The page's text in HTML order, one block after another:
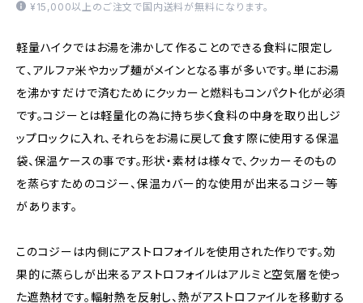
¥15,000以上のご注文で国内送料が無料になります。
軽量ハイクではお湯を沸かして作ることのできる食料に限定し
て、アルファ米やカップ麺がメインとなる事が多いです。単にお湯
を沸かすだけで済むためにクッカーと燃料もコンパクト化が必須
です。コジーとは軽量化の為に持ち歩く食料の中身を取り出しジ
ップロックに入れ、それらをお湯に戻して食す際に使用する保温
袋、保温ケースの事です。形状・素材は様々で、クッカーそのもの
を蒸らすためのコジー、保温カバー的な使用が出来るコジー等
があります。
このコジーは内側にアストロフォイルを使用された作りです。効
果的に蒸らしが出来るアストロフォイルはアルミと空気層を使っ
た遮熱材です。輻射熱を反射し、熱がアストロファイルを移動する